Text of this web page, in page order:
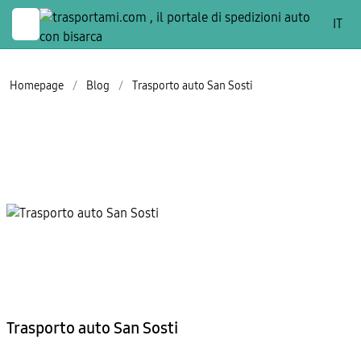
IT
Homepage / Blog / Trasporto auto San Sosti
Trasporto auto San Sosti